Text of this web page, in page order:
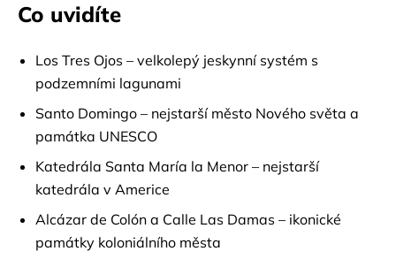
Co uvidíte
Los Tres Ojos – velkolepý jeskynní systém s
podzemními lagunami
Santo Domingo – nejstarší město Nového světa a
památka UNESCO
Katedrála Santa María la Menor – nejstarší
katedrála v Americe
Alcázar de Colón a Calle Las Damas – ikonické
památky koloniálního města